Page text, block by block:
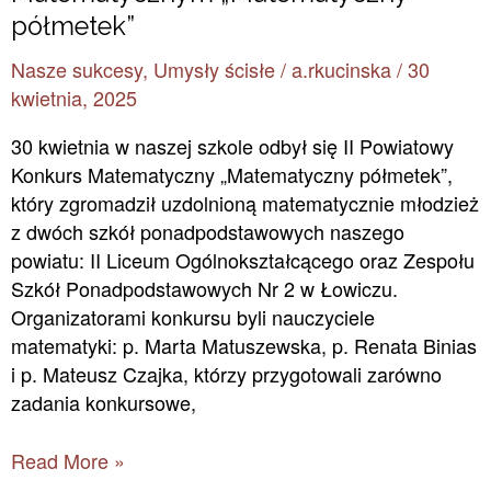
półmetek”
Nasze sukcesy, Umysły ścisłe/a.rkucinska/30
kwietnia, 2025
30 kwietnia w naszej szkole odbył się II Powiatowy
Konkurs Matematyczny „Matematyczny półmetek”,
który zgromadził uzdolnioną matematycznie młodzież
z dwóch szkół ponadpodstawowych naszego
powiatu: II Liceum Ogólnokształcącego oraz Zespołu
Szkół Ponadpodstawowych Nr 2 w Łowiczu.
Organizatorami konkursu byli nauczyciele
matematyki: p. Marta Matuszewska, p. Renata Binias
i p. Mateusz Czajka, którzy przygotowali zarówno
zadania konkursowe,
miejsce
naszych
uczennic
w
Powiatowym
Konkursie
Matematycznym
„Matematyczny
półmetek”
Read More »